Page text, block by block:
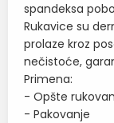
spandeksa
Rukavice su
prolaze kroz
nečistoće,
Primena:
- Opšte
- Pakovanje